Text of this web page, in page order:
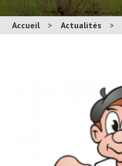
Accueil > Actualités >